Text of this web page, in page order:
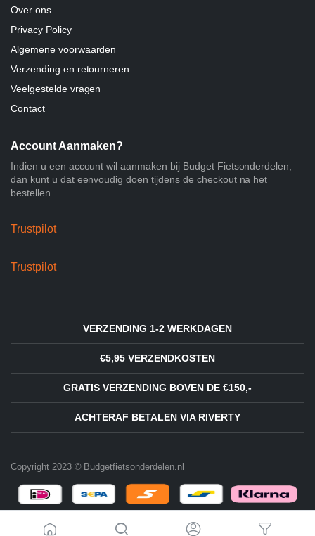
Over ons
Privacy Policy
Algemene voorwaarden
Verzending en retourneren
Veelgestelde vragen
Contact
Account Aanmaken?
Indien u een account wil aanmaken bij Budget Fietsonderdelen,
dan kunt u dat eenvoudig doen tijdens de checkout na het
bestellen.
Trustpilot
Trustpilot
VERZENDING 1-2 WERKDAGEN
€5,95 VERZENDKOSTEN
GRATIS VERZENDING BOVEN DE €150,-
ACHTERAF BETALEN VIA RIVERTY
Copyright 2023 © Budgetfietsonderdelen.nl